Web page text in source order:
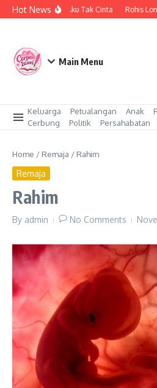
Skip to content
Hot NewsBukan Aku Tak Cinta Rohis
Main Menu
Keluarga Petualangan Anak
Cerbung
Politik Persahabatan
Home / Remaja / Rahim
Remaja
Rahim
By admin No Comments